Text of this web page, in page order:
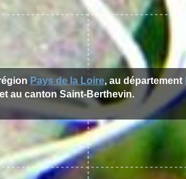
Pays de la Loire, au département
au canton Saint-Berthevin.